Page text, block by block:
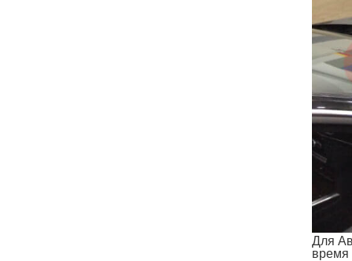
Для
время